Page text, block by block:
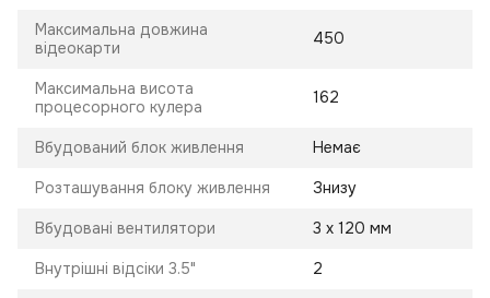
Максимальна довжина
відеокарти
450
Максимальна висота
процесорного кулера
162
Вбудований блок живлення Немає
Розташування блоку живлення Знизу
Вбудовані вентилятори 3 х 120 мм
Внутрішні відсіки 3.5" 2